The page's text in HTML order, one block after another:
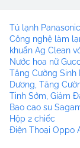
Tủ lạnh
Công nghệ làm
khuẩn Ag Clean
Nước hoa nữ
Tăng Cường Sinh
Dương, Tăng
Tinh Sớm, Giảm
Bao cao su
Hộp 2 chiếc
Điện Thoại Oppo